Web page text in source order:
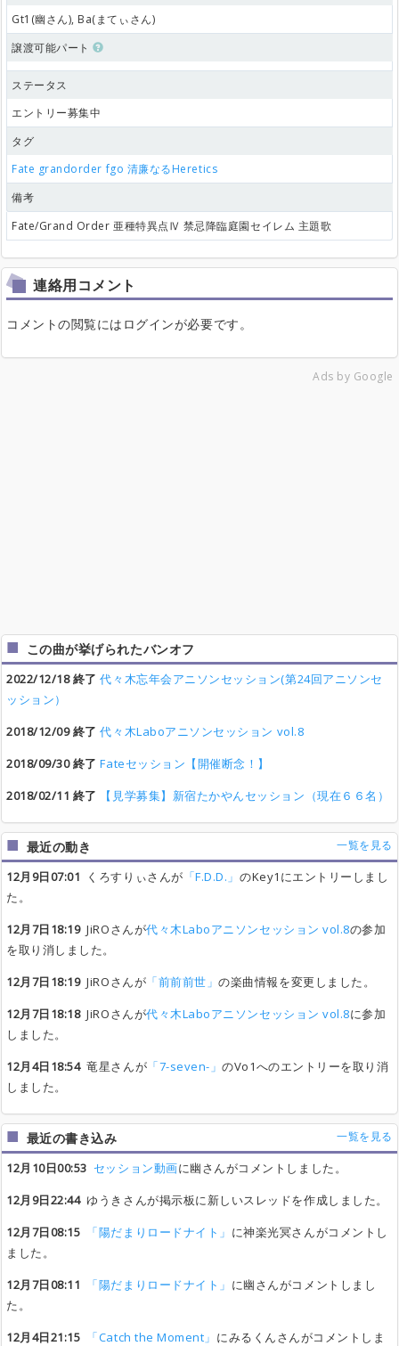
Gt1(幽さん), Ba(まてぃさん)
譲渡可能パート
ステータス
エントリー募集中
タグ
Fate grandorder fgo 清廉なるHeretics
備考
Fate/Grand Order 亜種特異点Ⅳ 禁忌降臨庭園セイレム 主題歌
連絡用コメント
コメントの閲覧にはログインが必要です。
Ads by Google
この曲が挙げられたバンオフ
2022/12/18 終了 代々木忘年会アニソンセッション(第24回アニソンセ
ッション）
2018/12/09 終了 代々木Laboアニソンセッション vol.8
2018/09/30 終了 Fateセッション【開催断念！】
2018/02/11 終了
【見学募集】新宿たかやんセッション（現在６６名）
最近の動き 一覧を見る
12月9日07:01 くろすりぃさんが 「F.D.D.」 のKey1にエントリーしまし
た。
12月7日18:19JiROさんが代々木Laboアニソンセッション vol.8の参加
を取り消しました。
12月7日18:19JiROさんが 「前前前世」の楽曲情報を変更しました。
12月7日18:18JiROさんが代々木Laboアニソンセッション vol.8に参加
しました。
12月4日18:54竜星さんが 「7-seven-」のVo1へのエントリーを取り消
しました。
最近の書き込み 一覧を見る
12月10日00:53 セッション動画に幽さんがコメントしました。
12月9日22:44ゆうきさんが掲示板に新しいスレッドを作成しました。
12月7日08:15
「陽だまりロードナイト」 に神楽光冥さんがコメントし
ました。
12月7日08:11
「陽だまりロードナイト」 に幽さんがコメントしまし
た。
12月4日21:15
「Catch the Moment」 にみるくんさんがコメントしま